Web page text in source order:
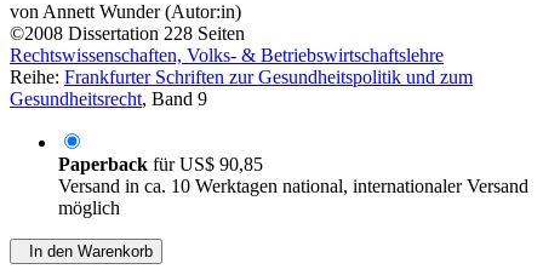
vonAnnett Wunder (Autor:in)
©2008 Dissertation 228 Seiten
Rechtswissenschaften, Volks- & Betriebswirtschaftslehre
Reihe: Frankfurter Schriften zur Gesundheitspolitik und zum
Gesundheitsrecht, Band 9
Paperback fürUS$ 90,85
Versand in ca. 10 Werktagen national, internationaler Versand
möglich
In den Warenkorb